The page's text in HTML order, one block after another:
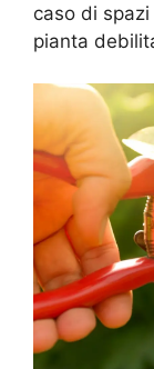
caso di
pianta